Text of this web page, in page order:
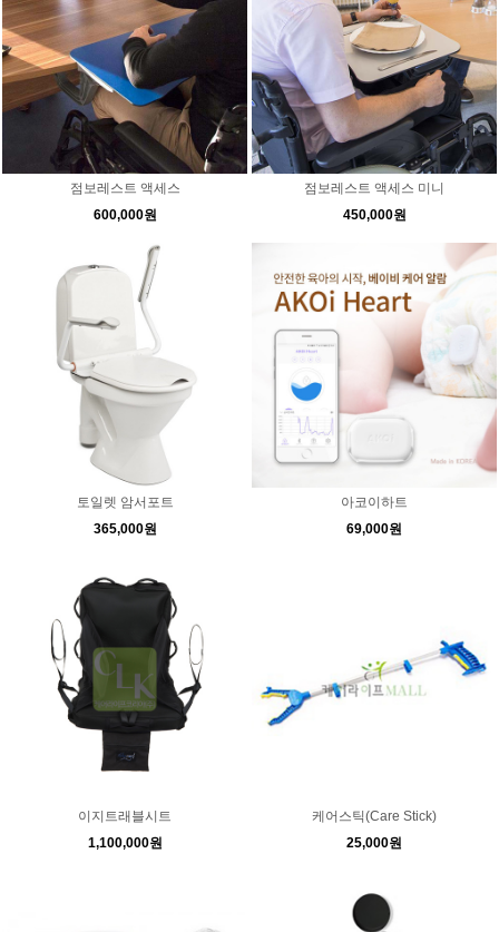
점보레스트 액세스
600,000원
점보레스트 액세스 미니
450,000원
토일렛 암서포트
365,000원
아코이하트
69,000원
이지트래블시트
1,100,000원
케어스틱(Care Stick)
25,000원